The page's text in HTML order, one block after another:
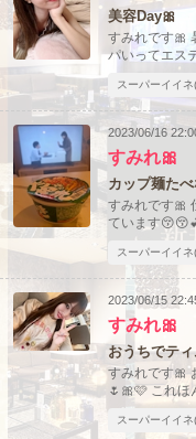
美容Day🎀
すみれです🎀
パいってエス
スーパーイイネ
2023/06/16
すみれ🎀
カップ麺た
すみれです🎀
ています
スーパーイイネ
2023/06/15
すみれ🎀
おうちでテ
すみれです🎀
🌷🎀🩷 これほ
スーパーイイネ